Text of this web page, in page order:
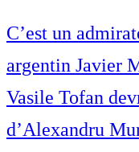
C’est un
argentin Javier
Vasile Tofan
d’Alexandru